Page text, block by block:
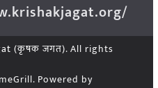
(कृषक जगत). All rights
Powered by